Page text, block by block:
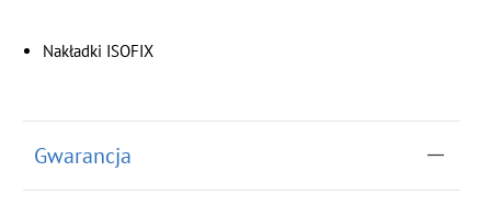
Nakładki ISOFIX
Gwarancja